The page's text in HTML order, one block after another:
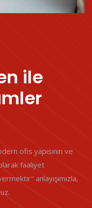
ile
ofis yapısının ve
faaliyet
anlayışımızla,